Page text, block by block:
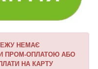
НЕМАЄ
ПРОМ-ОПЛАТОЮ АБО
НА КАРТУ